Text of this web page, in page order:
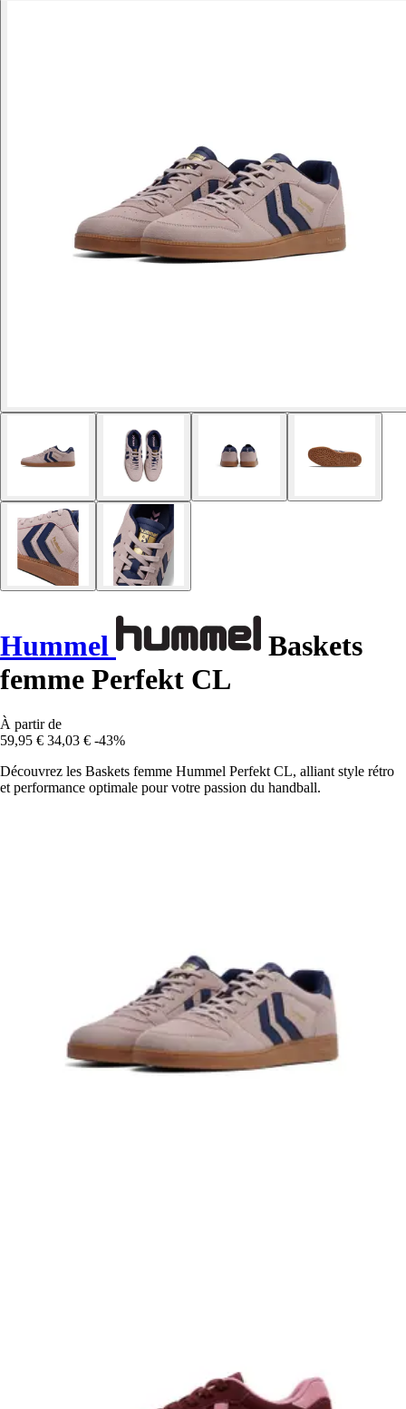
Hummel
Baskets
femme Perfekt CL
À partir de
59,95 € 34,03 € -43%
Découvrez les Baskets femme Hummel Perfekt CL, alliant style rétro
et performance optimale pour votre passion du handball.